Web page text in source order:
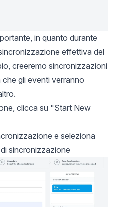
in quanto durante
effettiva del
creeremo sincronizzazioni
che gli eventi verranno
clicca su "Start New
e seleziona
sincronizzazione